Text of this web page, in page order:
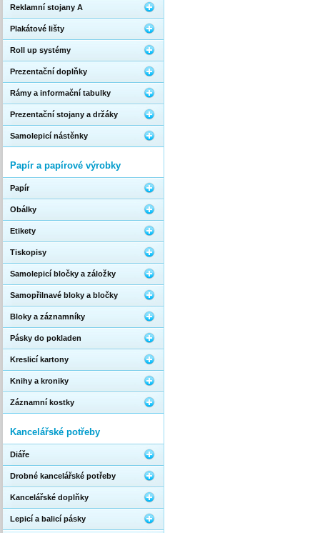
Reklamní stojany A
Plakátové lišty
Roll up systémy
Prezentační doplňky
Rámy a informační tabulky
Prezentační stojany a držáky
Samolepicí nástěnky
Papír a papírové výrobky
Papír
Obálky
Etikety
Tiskopisy
Samolepicí bločky a záložky
Samopřilnavé bloky a bločky
Bloky a záznamníky
Pásky do pokladen
Kreslicí kartony
Knihy a kroniky
Záznamní kostky
Kancelářské potřeby
Diáře
Drobné kancelářské potřeby
Kancelářské doplňky
Lepicí a balicí pásky